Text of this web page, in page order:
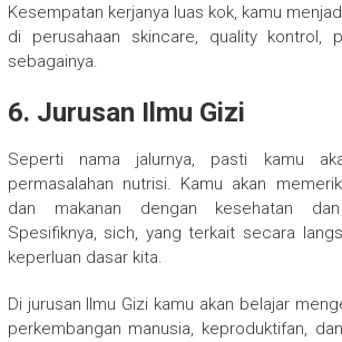
Kesempatan kerjanya luas kok, kamu
di perusahaan skincare, quality kontrol,
sebagainya.
6. Jurusan Ilmu Gizi
Seperti nama jalurnya, pasti kamu
permasalahan nutrisi. Kamu akan
dan makanan dengan kesehatan
Spesifiknya, sich, yang terkait secara
keperluan dasar kita.
Di jurusan Ilmu Gizi kamu akan belajar
perkembangan manusia, keproduktifan,